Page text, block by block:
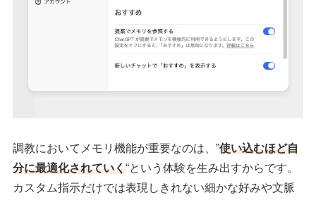
調教においてメモリ機能が重要なのは、”使い込むほど自
分に最適化されていく“という体験を生み出すからです。
カスタム指示だけでは表現しきれない細かな好みや文脈